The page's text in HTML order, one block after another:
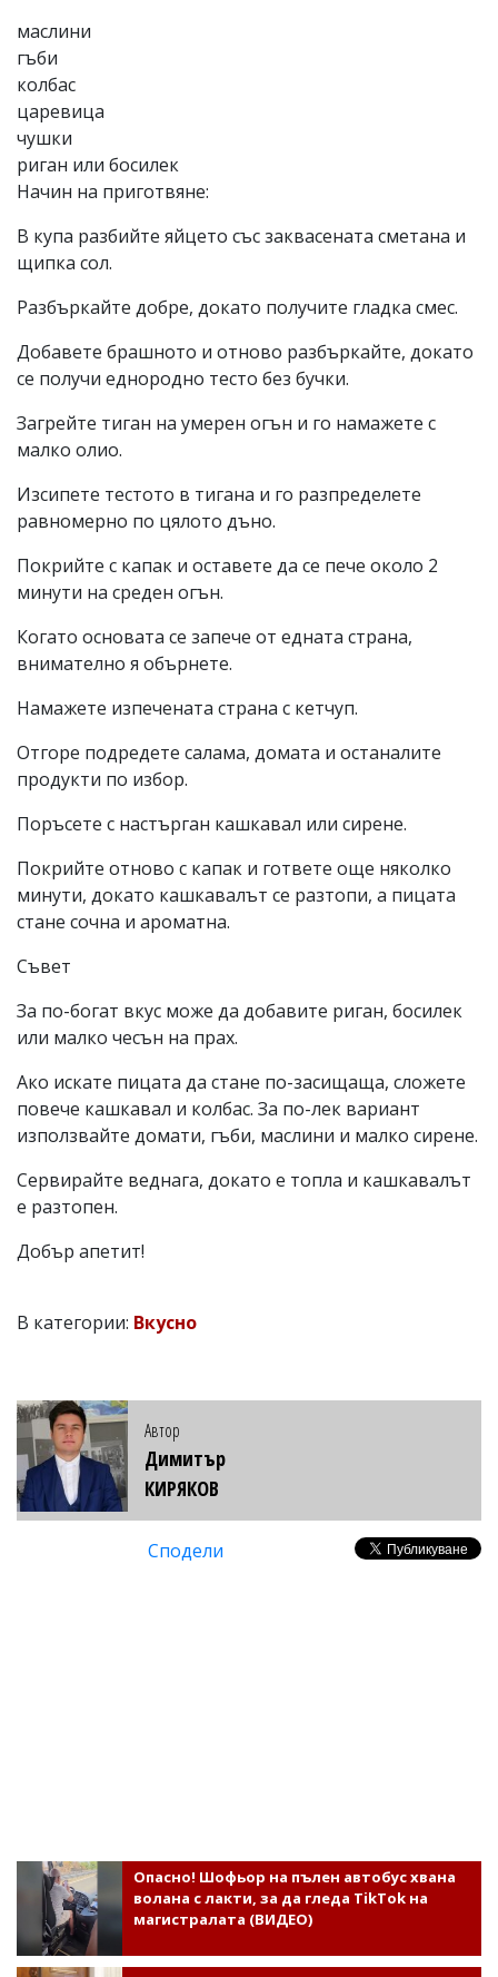
маслини
гъби
колбас
царевица
чушки
риган или босилек
Начин на приготвяне:
В купа разбийте яйцето със заквасената сметана и
щипка сол.
Разбъркайте добре, докато получите гладка смес.
Добавете брашното и отново разбъркайте, докато
се получи еднородно тесто без бучки.
Загрейте тиган на умерен огън и го намажете с
малко олио.
Изсипете тестото в тигана и го разпределете
равномерно по цялото дъно.
Покрийте с капак и оставете да се пече около 2
минути на среден огън.
Когато основата се запече от едната страна,
внимателно я обърнете.
Намажете изпечената страна с кетчуп.
Отгоре подредете салама, домата и останалите
продукти по избор.
Поръсете с настърган кашкавал или сирене.
Покрийте отново с капак и гответе още няколко
минути, докато кашкавалът се разтопи, а пицата
стане сочна и ароматна.
Съвет
За по-богат вкус може да добавите риган, босилек
или малко чесън на прах.
Ако искате пицата да стане по-засищаща, сложете
повече кашкавал и колбас. За по-лек вариант
използвайте домати, гъби, маслини и малко сирене.
Сервирайте веднага, докато е топла и кашкавалът
е разтопен.
Добър апетит!
В категории: Вкусно
Автор
Димитър
КИРЯКОВ
Сподели
Опасно! Шофьор на пълен автобус хвана
волана с лакти, за да гледа TikTok на
магистралата (ВИДЕО)